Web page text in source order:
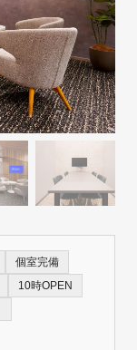
個室完備
10時OPEN